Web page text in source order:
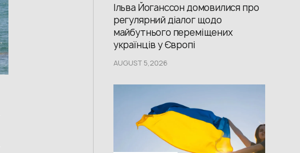
Ільва Йоганссон домовилися про
регулярний діалог щодо
майбутнього переміщених
українців у Європі
AUGUST 5,2026